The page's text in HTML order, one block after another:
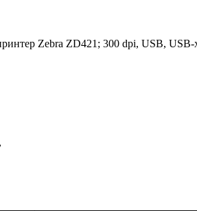
Zebra ZD421; 300 dpi, USB,